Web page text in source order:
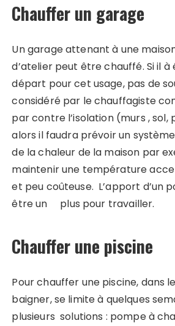
Chauffer un garage
Un garage attenant à une
d’atelier peut être chauffé. Si il à
départ pour cet usage, pas de
considéré par le chauffagiste
par contre l’isolation (murs ,
alors il faudra prévoir un
de la chaleur de la maison par
maintenir une température
et peu coûteuse. L’apport d’un
être un plus pour travailler.
Chauffer une piscine
Pour chauffer une piscine, dans
baigner, se limite à quelques
plusieurs solutions : pompe à